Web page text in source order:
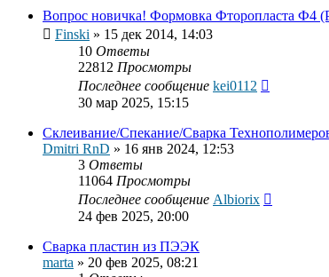
Вопрос новичка! Формовка Фторопласта Ф4
Finski » 15 дек 2014, 14:03
10 Ответы
22812 Просмотры
Последнее сообщение kei0112
30 мар 2025, 15:15
Склеивание/Спекание/Сварка
Dmitri RnD » 16 янв 2024, 12:53
3 Ответы
11064 Просмотры
Последнее сообщение Albiorix
24 фев 2025, 20:00
Сварка пластин из ПЭЭК
marta » 20 фев 2025, 08:21